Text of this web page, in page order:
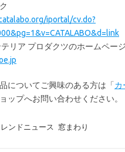
iportal/cv.do?
リア プロダクツのホームページ
についてご興味のある方は「カ
ップへお問い合わせください。
レンドニュース 窓まわり